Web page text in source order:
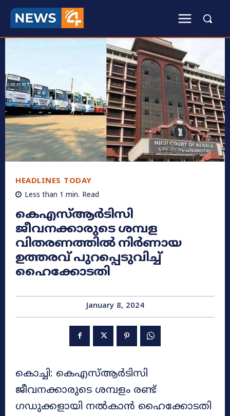
HEADLINES TODAY
Less than 1 min. Read
കെഎസ്ആർടിസി
ജീവനക്കാരുടെ ശമ്പള
വിതരണത്തിൽ നിർണായ
ഉത്തരവ് പുറപ്പെടുവിച്ച്
ഹൈക്കോടതി
January 8, 2024
കൊച്ചി: കെഎസ്ആർടിസി
ജീവനക്കാരുടെ ശമ്പളം രണ്ട്
ഗഡുക്കളായി നൽകാൻ ഹൈക്കോടതി